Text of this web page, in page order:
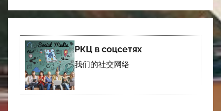
РКЦ в соцсетях
我们的社交网络